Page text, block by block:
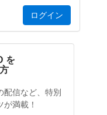
を
配信など、特別
満載！